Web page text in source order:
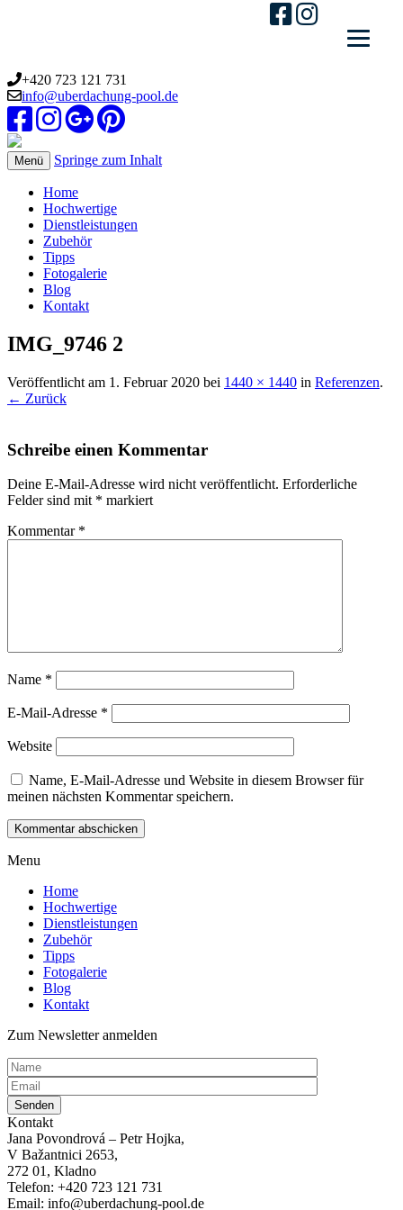
+420 723 121 731
info@uberdachung-pool.de
Menü Springe zum Inhalt
Home
Hochwertige
Dienstleistungen
Zubehör
Tipps
Fotogalerie
Blog
Kontakt
IMG_9746 2
Veröffentlicht am 1. Februar 2020 bei 1440 × 1440 in Referenzen.
← Zurück
Schreibe einen Kommentar
Deine E-Mail-Adresse wird nicht veröffentlicht. Erforderliche
Felder sind mit * markiert
Kommentar *
Name *
E-Mail-Adresse *
Website
Name, E-Mail-Adresse und Website in diesem Browser für
meinen nächsten Kommentar speichern.
Menu
Home
Hochwertige
Dienstleistungen
Zubehör
Tipps
Fotogalerie
Blog
Kontakt
Zum Newsletter anmelden
Kontakt
Jana Povondrová – Petr Hojka,
V Bažantnici 2653,
272 01, Kladno
Telefon: +420 723 121 731
Email: info@uberdachung-pool.de